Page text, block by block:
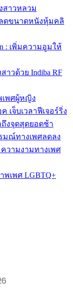
สาวหลวม
ลดขนาดหนังหุ้มคลิ
: เพิ่มความอูมให้
าวด้วย Indiba RF
เพศผู้หญิง
เจ็บเวลาฟีเจอร์ริ่ง
ถึงจุดสุดยอดช้า
มณ์ทางเพศลดลง
ความงามทางเพศ
าพเพศ LGBTQ+